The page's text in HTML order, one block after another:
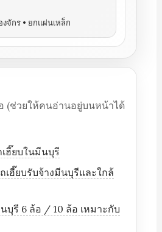
งจักร • ยกแผ่นเหล็ก
(ช่วยให้คนอ่านอยู่บนหน้าได้
ฮี๊ยบในมีนบุรี
ฮี๊ยบรับจ้างมีนบุรีและใกล้
บุรี 6 ล้อ / 10 ล้อ เหมาะกับ